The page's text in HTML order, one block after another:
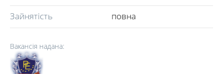
Зайнятість
повна
Вакансія надана: